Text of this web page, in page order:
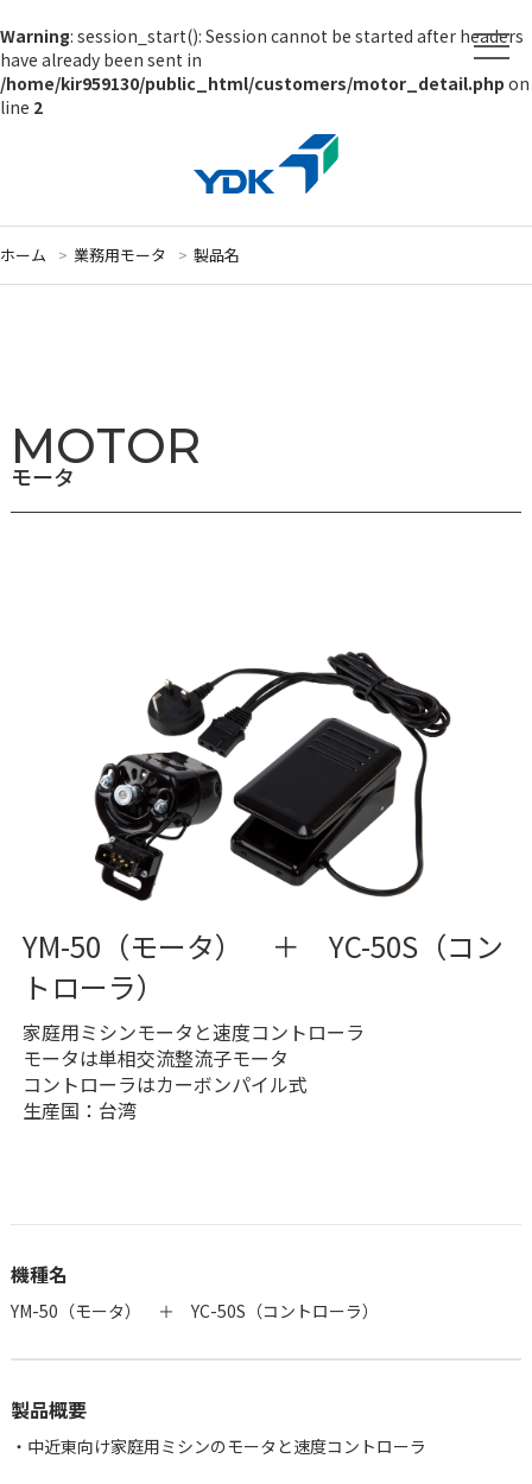
Warning: session_start(): Session cannot be started after headers
have already been sent in
/home/kir959130/public_html/customers/motor_detail.php on
line 2
ホーム 業務用モータ 製品名
MOTOR
モータ
YM-50（モータ） ＋ YC-50S（コン
トローラ）
家庭用ミシンモータと速度コントローラ
モータは単相交流整流子モータ
コントローラはカーボンパイル式
生産国：台湾
機種名
YM-50（モータ） ＋ YC-50S（コントローラ）
製品概要
・中近東向け家庭用ミシンのモータと速度コントローラ